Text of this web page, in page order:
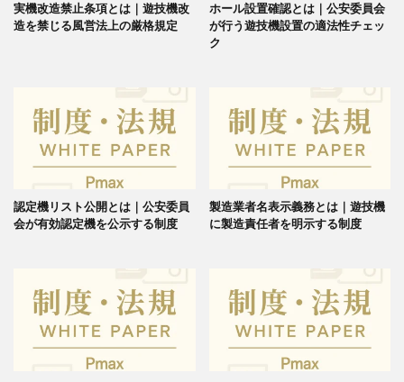
実機改造禁止条項とは｜遊技機改
造を禁じる風営法上の厳格規定
ホール設置確認とは｜公安委員会
が行う遊技機設置の適法性チェッ
ク
認定機リスト公開とは｜公安委員
会が有効認定機を公示する制度
製造業者名表示義務とは｜遊技機
に製造責任者を明示する制度